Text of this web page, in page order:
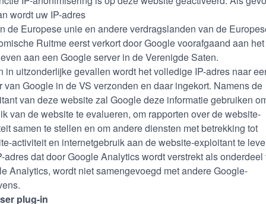
wordt uw IP-adres
de Europese unie en andere verdragslanden van de
Ruitme eerst verkort door Google voorafgaand aan het
aan een Google server in de Verenigde Saten.
in uitzonderlijke gevallen wordt het volledige IP-adres naar
van Google in de VS verzonden en daar ingekort. Namens de
van deze website zal Google deze informatie gebruiken
van de website te evalueren, om rapporten over de website-
samen te stellen en om andere diensten met betrekking tot
activiteit en internetgebruik aan de website-exploitant te
adres dat door Google Analytics wordt verstrekt als onderdeel
Analytics, wordt niet samengevoegd met andere Google-
plug-in